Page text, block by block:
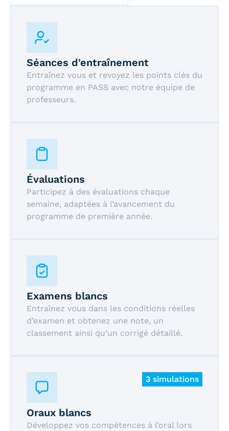
Séances d'entraînement
Entraînez vous et revoyez les points clés du
programme en PASS avec notre équipe de
professeurs.
Évaluations
Participez à des évaluations chaque
semaine, adaptées à l’avancement du
programme de première année.
Examens blancs
Entraînez vous dans les conditions réelles
d’examen et obtenez une note, un
classement ainsi qu’un corrigé détaillé.
Oraux blancs
3 simulations
Développez vos compétences à l’oral lors